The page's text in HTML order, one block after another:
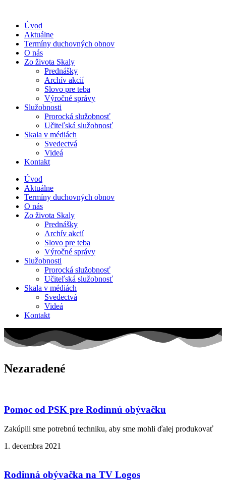
Úvod
Aktuálne
Termíny duchovných obnov
O nás
Zo života Skaly
Prednášky
Archív akcií
Slovo pre teba
Výročné správy
Služobnosti
Prorocká služobnosť
Učiteľská služobnosť
Skala v médiách
Svedectvá
Videá
Kontakt
Úvod
Aktuálne
Termíny duchovných obnov
O nás
Zo života Skaly
Prednášky
Archív akcií
Slovo pre teba
Výročné správy
Služobnosti
Prorocká služobnosť
Učiteľská služobnosť
Skala v médiách
Svedectvá
Videá
Kontakt
Nezaradené
Pomoc od PSK pre Rodinnú obývačku
Zakúpili sme potrebnú techniku, aby sme mohli ďalej produkovať
1. decembra 2021
Rodinná obývačka na TV Logos